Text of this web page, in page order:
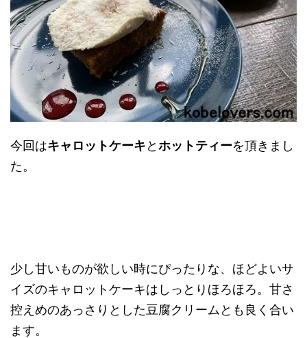
今回はキャロットケーキとホットティーを頂きまし
た。
少し甘いものが欲しい時にぴったりな、ほどよいサ
イズのキャロットケーキはしっとりほろほろ。甘さ
控えめのあっさりとした豆腐クリームとも良く合い
ます。